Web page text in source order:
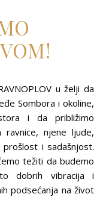
Sombora i okoline,
i da približimo
njene ljude,
i sadašnjost.
težiti da budemo
dobrih vibracija i
podsećanja na život